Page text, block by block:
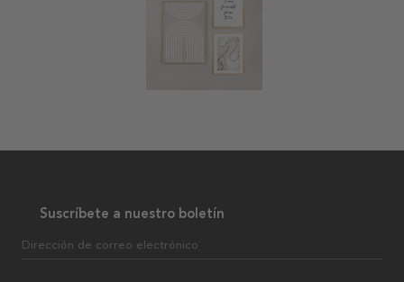
Suscríbete a nuestro boletín
Dirección de correo electrónico